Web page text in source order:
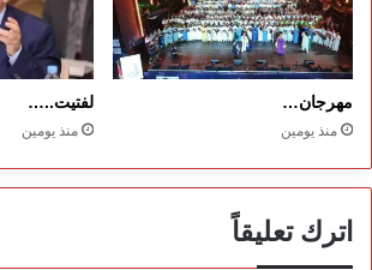
مهرجان…
منذ يومين
لفتيت..…
منذ يومين
اترك تعليقاً